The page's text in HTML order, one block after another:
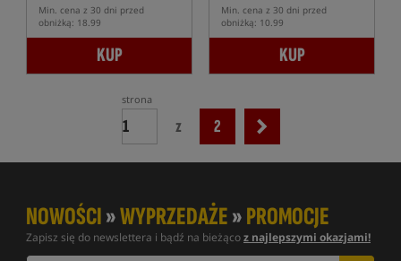
Min. cena z 30 dni przed
obniżką: 18.99
KUP
Min. cena z 30 dni przed
obniżką: 10.99
KUP
strona
z 2
NOWOŚCI»WYPRZEDAŻE»PROMOCJE
Zapisz się do newslettera i bądź na bieżącoz najlepszymi okazjami!